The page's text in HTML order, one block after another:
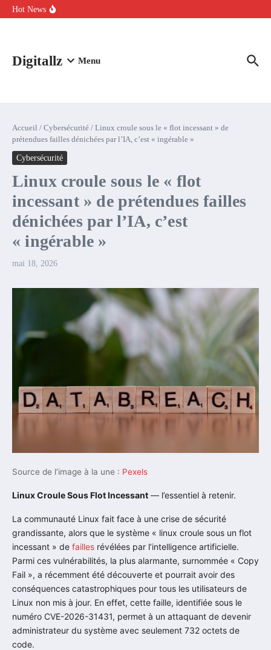
Aller au contenu
Hot News
Comment l’IA simplifie la data de caisse pour la transformer en
Digitallz Menu
Accueil / Cybersécurité / Linux croule sous le « flot incessant » de
prétendues failles dénichées par l’IA, c’est « ingérable »
Cybersécurité
Linux croule sous le « flot
incessant » de prétendues failles
dénichées par l’IA, c’est
« ingérable »
mai 18, 2026
Source de l’image à la une : Pexels
Linux Croule Sous Flot Incessant — l’essentiel à retenir.
La communauté Linux fait face à une crise de sécurité
grandissante, alors que le système « linux croule sous un flot
incessant » de failles révélées par l’intelligence artificielle.
Parmi ces vulnérabilités, la plus alarmante, surnommée « Copy
Fail », a récemment été découverte et pourrait avoir des
conséquences catastrophiques pour tous les utilisateurs de
Linux non mis à jour. En effet, cette faille, identifiée sous le
numéro CVE-2026-31431, permet à un attaquant de devenir
administrateur du système avec seulement 732 octets de
code.